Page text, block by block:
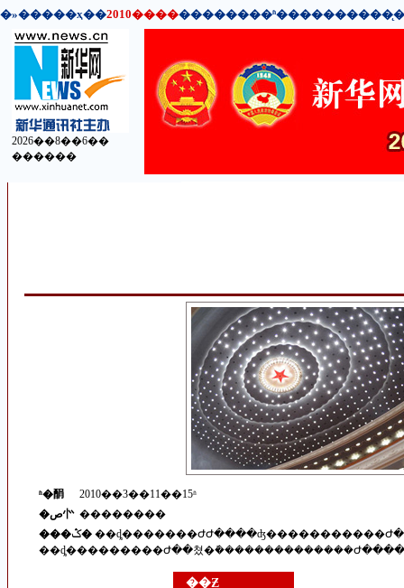
�»�����ҳ��2010������������ʱ����������
2026��8��6��
������